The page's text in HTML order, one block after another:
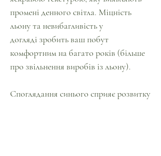
промені денного світла. Міцність
льону та невибагливість у
догляді зробить ваш побут
комфортним на багато років (більше
про звільнення виробів із льону).
Споглядання синього сприяє розвитку